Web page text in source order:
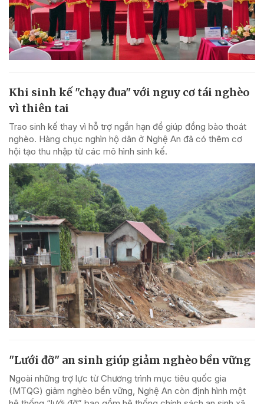
Khi sinh kế "chạy đua" với nguy cơ tái nghèo
vì thiên tai
Trao sinh kế thay vì hỗ trợ ngắn hạn để giúp đồng bào thoát
nghèo. Hàng chục nghìn hộ dân ở Nghệ An đã có thêm cơ
hội tạo thu nhập từ các mô hình sinh kế.
"Lưới đỡ" an sinh giúp giảm nghèo bền vững
Ngoài những trợ lực từ Chương trình mục tiêu quốc gia
(MTQG) giảm nghèo bền vững, Nghệ An còn định hình một